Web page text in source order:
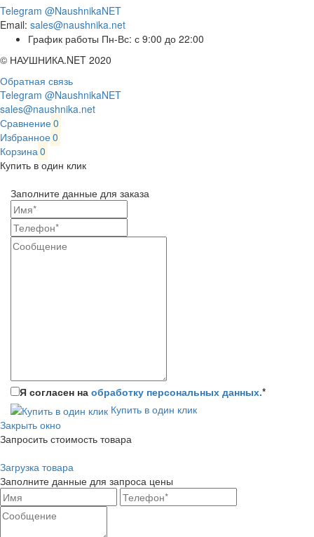
Telegram @NaushnikaNET
Email: sales@naushnika.net
График работы Пн-Вс: с 9:00 до 22:00
© НАУШНИКА.NET 2020
Обратная связь
Telegram @NaushnikaNET
sales@naushnika.net
Сравнение0
Избранное0
Корзина 0
Купить в один клик
Заполните данные для заказа
Я согласен на обработку персональных данных.*
Купить в один клик
Закрыть окно
Запросить стоимость товара
Загрузка товара
Заполните данные для запроса цены